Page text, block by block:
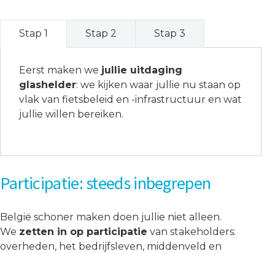
Stap 1 Stap 2 Stap 3
Eerst maken we jullie uitdaging
glashelder: we kijken waar jullie nu staan op
vlak van fietsbeleid en -infrastructuur en wat
jullie willen bereiken.
Participatie: steeds inbegrepen
België schoner maken doen jullie niet alleen.
We zetten in op participatie van stakeholders:
overheden, het bedrijfsleven, middenveld en